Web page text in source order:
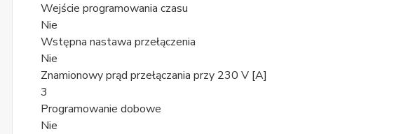
Wejście programowania czasu
Nie
Wstępna nastawa przełączenia
Nie
Znamionowy prąd przełączania przy 230 V [A]
3
Programowanie dobowe
Nie